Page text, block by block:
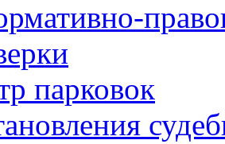
парковок